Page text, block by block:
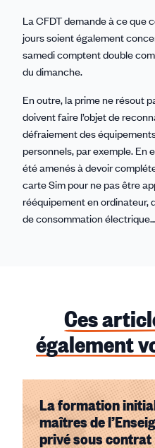
La CFDT demande à ce que
jours soient également
samedi comptent double
du dimanche.
En outre, la prime ne résout
doivent faire l’objet de
défraiement des
personnels, par exemple.
été amenés à devoir
carte Sim pour ne pas être
rééquipement en ordinateur,
de consommation électrique…
Ces
également
La formation
maîtres de
privé sous contrat